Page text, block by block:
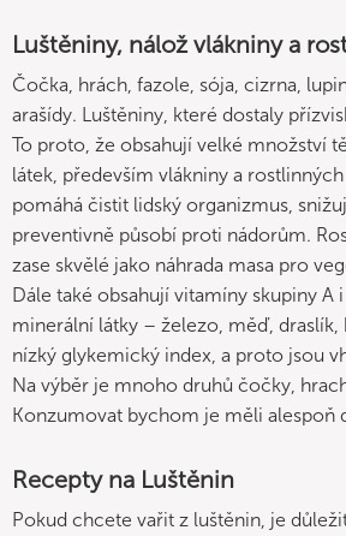
Luštěniny, nálož vlákniny a
Čočka, hrách, fazole, sója, cizrna,
arašídy. Luštěniny, které dostaly
To proto, že obsahují velké množství
látek, především vlákniny a
pomáhá čistit lidský organizmus,
preventivně působí proti nádorům.
zase skvělé jako náhrada masa pro
Dále také obsahují vitamíny skupiny A
minerální látky – železo, měď, draslík,
nízký glykemický index, a proto jsou
Na výběr je mnoho druhů čočky,
Konzumovat bychom je měli alespoň
Recepty na Luštěnin
Pokud chcete vařit z luštěnin, je